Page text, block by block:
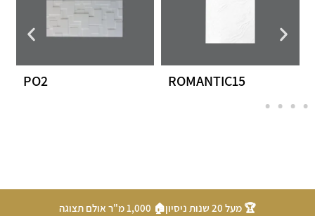
ROMANTIC15
PO2
🏆 מעל 20 שנות ניסיון
🏠 1,000 מ"ר אולם תצוגה